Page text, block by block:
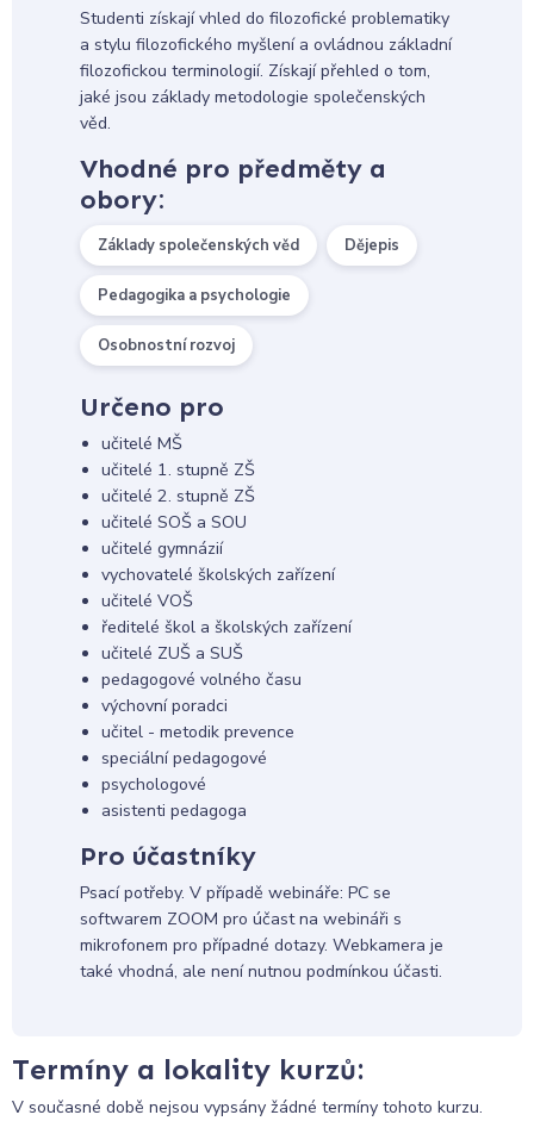
Studenti získají vhled do filozofické problematiky
a stylu filozofického myšlení a ovládnou základní
filozofickou terminologií. Získají přehled o tom,
jaké jsou základy metodologie společenských
věd.
Vhodné pro předměty a
obory:
Základy společenských věd Dějepis
Pedagogika a psychologie
Osobnostní rozvoj
Určeno pro
učitelé MŠ
učitelé 1. stupně ZŠ
učitelé 2. stupně ZŠ
učitelé SOŠ a SOU
učitelé gymnázií
vychovatelé školských zařízení
učitelé VOŠ
ředitelé škol a školských zařízení
učitelé ZUŠ a SUŠ
pedagogové volného času
výchovní poradci
učitel - metodik prevence
speciální pedagogové
psychologové
asistenti pedagoga
Pro účastníky
Psací potřeby. V případě webináře: PC se
softwarem ZOOM pro účast na webináři s
mikrofonem pro případné dotazy. Webkamera je
také vhodná, ale není nutnou podmínkou účasti.
Termíny a lokality kurzů:
V současné době nejsou vypsány žádné termíny tohoto kurzu.